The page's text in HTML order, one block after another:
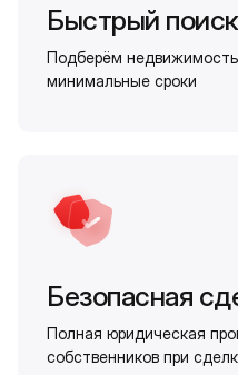
Быстрый поиск
Подберём
минимальные сроки
Безопасная
Полная юридическая
собственников при